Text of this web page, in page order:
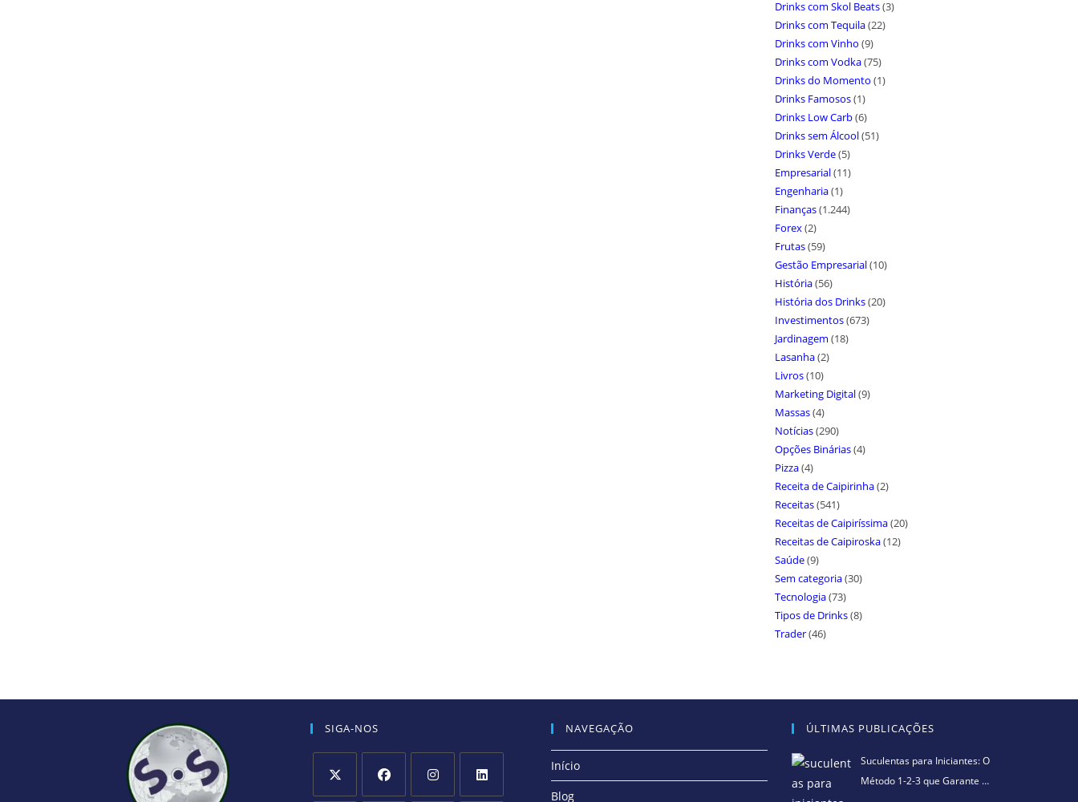
Drinks com Skol Beats(3)
Drinks com Tequila(22)
Drinks com Vinho (9)
Drinks com Vodka(75)
Drinks do Momento (1)
Drinks Famosos(1)
Drinks Low Carb(6)
Drinks sem Álcool(51)
Drinks Verde(5)
Empresarial(11)
Engenharia(1)
Finanças(1.244)
Forex(2)
Frutas(59)
Gestão Empresarial(10)
História(56)
História dos Drinks(20)
Investimentos(673)
Jardinagem (18)
Lasanha(2)
Livros(10)
Marketing Digital(9)
Massas(4)
Notícias(290)
Opções Binárias(4)
Pizza(4)
Receita de Caipirinha(2)
Receitas(541)
Receitas de Caipiríssima(20)
Receitas de Caipiroska(12)
Saúde(9)
Sem categoria(30)
Tecnologia(73)
Tipos de Drinks(8)
Trader(46)
SIGA-NOS NAVEGAÇÃO
Início
Blog
ÚLTIMAS PUBLICAÇÕES
Suculentas para Iniciantes: O
Método 1-2-3 que Garante …